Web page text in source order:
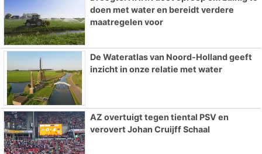
doen met water en bereidt verdere
maatregelen voor
De Wateratlas van Noord-Holland geeft
inzicht in onze relatie met water
AZ overtuigt tegen tiental PSV en
verovert Johan Cruijff Schaal